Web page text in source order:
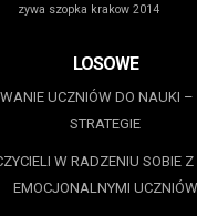
zywa szopka krakow 2014
LOSOWE
UCZNIÓW DO NAUKI –
STRATEGIE
W RADZENIU SOBIE
EMOCJONALNYMI UCZNIÓW